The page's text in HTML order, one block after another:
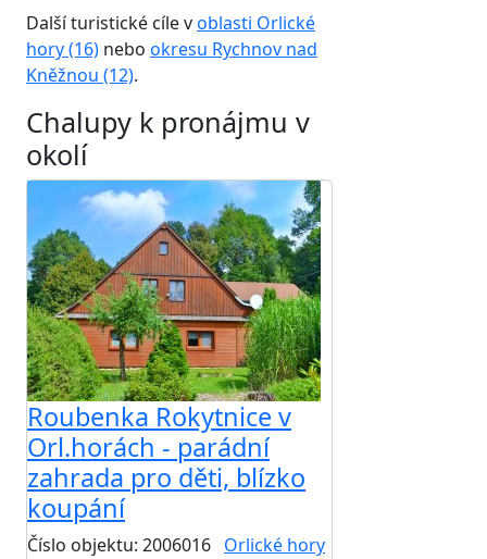
Další turistické cíle voblasti Orlické
hory (16) nebo okresu Rychnov nad
Kněžnou (12).
Chalupy k pronájmu v
okolí
Roubenka Rokytnice v
Orl.horách - parádní
zahrada pro děti, blízko
koupání
Číslo objektu: 2006016 Orlické hory